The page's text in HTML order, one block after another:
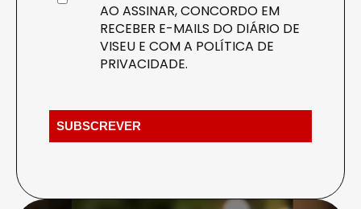
AO ASSINAR, CONCORDO EM
RECEBER E-MAILS DO DIÁRIO DE
VISEU E COM A POLÍTICA DE
PRIVACIDADE.